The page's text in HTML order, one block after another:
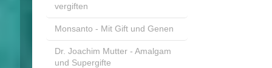
vergiften
Monsanto - Mit Gift und Genen
Dr. Joachim Mutter - Amalgam
und Supergifte